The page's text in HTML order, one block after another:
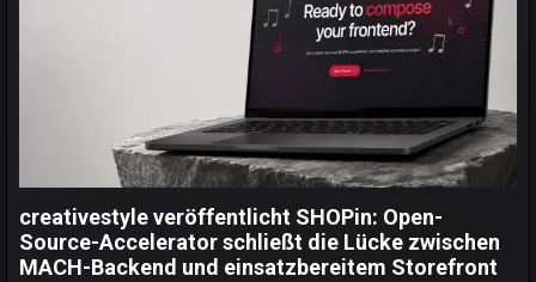
creativestyle veröffentlicht SHOPin: Open-
Source-Accelerator schließt die Lücke zwischen
MACH-Backend und einsatzbereitem Storefront